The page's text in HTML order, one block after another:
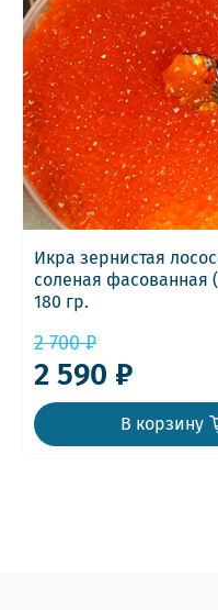
Икра зернистая
соленая фасованная
180 гр.
2 700 ₽
2 590 ₽
В корзину